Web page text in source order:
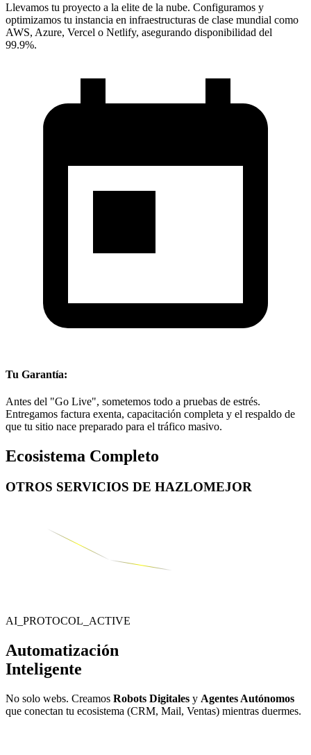
Llevamos tu proyecto a la elite de la nube. Configuramos y
optimizamos tu instancia en infraestructuras de clase mundial como
AWS, Azure, Vercel o Netlify, asegurando disponibilidad del
99.9%.
Tu Garantía:
Antes del "Go Live", sometemos todo a pruebas de estrés.
Entregamos factura exenta, capacitación completa y el respaldo de
que tu sitio nace preparado para el tráfico masivo.
Ecosistema Completo
OTROS SERVICIOS DE HAZLOMEJOR
AI_PROTOCOL_ACTIVE
Automatización
Inteligente
No solo webs. Creamos Robots Digitales y Agentes Autónomos
que conectan tu ecosistema (CRM, Mail, Ventas) mientras duermes.